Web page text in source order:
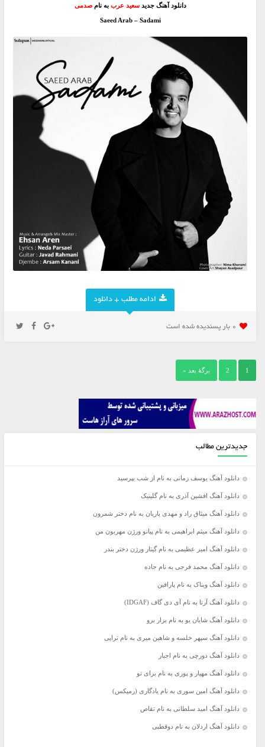
دانلود آهنگ جدید سعید عرب به نامصدمی
Saeed Arab – Sadami
ادامه مطلب + دانلود
0 بار پسنديده شده است
1
2 برگهٔ بعد »
جدیدترین مطالب
دانلود آهنگ یوسف زمانی به نام از شب بپرسید
دانلود آهنگ افشین آذری به نام گلینیک
دانلود آهنگ میثاق راد و مهدی یاریان به نام دختر شمرون
دانلود آهنگ میثم ابراهیمی به نام پیانو ورژن مهربون من
دانلود آهنگ امیر عظیمی به نام گیتار ورژن دختر بندر
دانلود آهنگ محمد فرجی به نام جاده
دانلود آهنگ ویناک به نام پارافین
دانلود آهنگ آرتا به نام آی دی گاف (IDGAF)
دانلود آهنگ شایان یو به نام بزار برو
دانلود آهنگ سپهر خلسه و شاهین میری به نام تراپی
دانلود آهنگ دورچی به نام اجبار
دانلود آهنگ مهیار و پوری به نام برای تو
دانلود آهنگ امین سوری به نام یادگاری (رمیکس)
دانلود آهنگ امید سلطانی به نام تقاص
دانلود آهنگ اردلان به نام دوقطبی